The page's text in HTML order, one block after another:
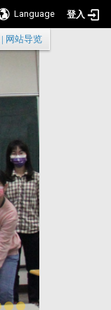
Language 登入
:::
网站导览